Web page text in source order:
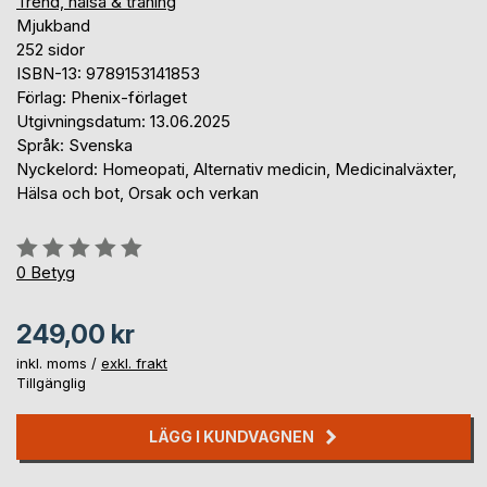
Mjukband
252 sidor
ISBN-13: 9789153141853
Förlag: Phenix-förlaget
Utgivningsdatum: 13.06.2025
Språk: Svenska
Nyckelord: Homeopati, Alternativ medicin, Medicinalväxter,
Hälsa och bot, Orsak och verkan
Betyg::
0%
0 Betyg
249,00 kr
inkl. moms / exkl. frakt
Tillgänglig
LÄGG I KUNDVAGNEN